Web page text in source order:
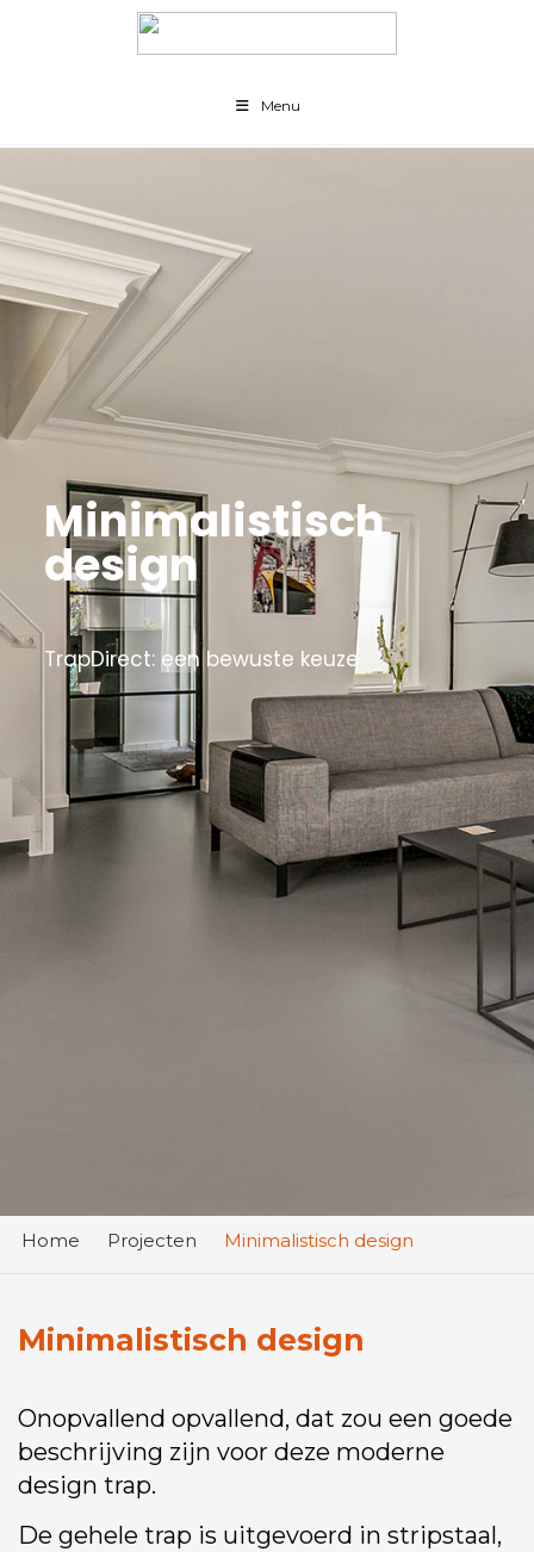
Menu
Minimalistisch
design
TrapDirect: een bewuste keuze
Home Projecten Minimalistisch design
Minimalistisch design
Onopvallend opvallend, dat zou een goede
beschrijving zijn voor deze moderne
design trap.
De gehele trap is uitgevoerd in stripstaal,